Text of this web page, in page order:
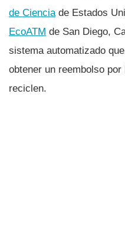
de Cienciade Estados
EcoATM de San Diego,
sistema automatizado
obtener un reembolso
reciclen.